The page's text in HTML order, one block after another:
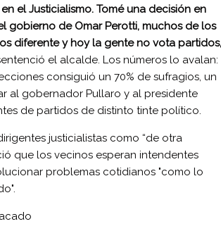
el Justicialismo. Tomé una decisión en
gobierno de Omar Perotti, muchos de los
diferente y hoy la gente no vota partidos,
el alcalde. Los números lo avalan:
consiguió un 70% de sufragios, un
al gobernador Pullaro y al presidente
de partidos de distinto tinte político.
justicialistas como “de otra
que los vecinos esperan intendentes
problemas cotidianos "como lo